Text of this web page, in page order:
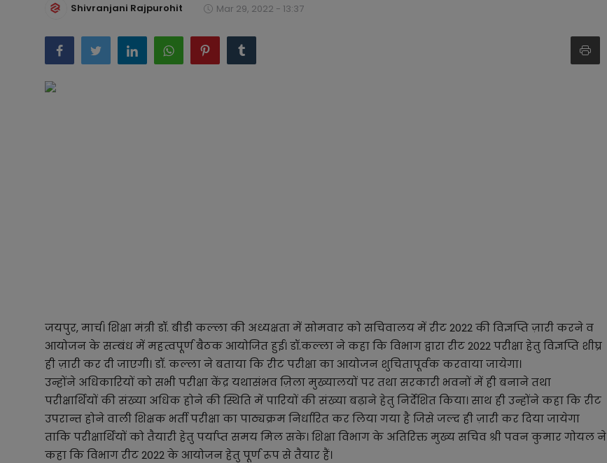
प्रेस रिलीज़
Shivranjani Rajpurohit Mar 29, 2022 - 13:37
जयपुर, मार्च। शिक्षा मंत्री डॉ. बीडी कल्ला की अध्यक्षता में सोमवार को सचिवालय में रीट 2022 की विज्ञप्ति ज़ारी करने व
आयोजन के सम्बंध में महत्वपूर्ण बैठक आयोजित हुई। डॉ.कल्ला ने कहा कि विभाग द्वारा रीट 2022 परीक्षा हेतु विज्ञप्ति शीघ्र
ही ज़ारी कर दी जाएगी। डॉ. कल्ला ने बताया कि रीट परीक्षा का आयोजन शुचितापूर्वक करवाया जायेगा।
उन्होंने अधिकारियों को सभी परीक्षा केंद्र यथासंभव ज़िला मुख्यालयों पर तथा सरकारी भवनों में ही बनाने तथा
परीक्षार्थियों की संख्या अधिक होने की स्थिति में पारियों की संख्या बढ़ाने हेतु निर्देशित किया। साथ ही उन्होंने कहा कि रीट
उपरान्त होने वाली शिक्षक भर्ती परीक्षा का पाठ्यक्रम निर्धारित कर लिया गया है जिसे जल्द ही ज़ारी कर दिया जायेगा
ताकि परीक्षार्थियों को तैयारी हेतु पर्याप्त समय मिल सके। शिक्षा विभाग के अतिरिक्त मुख्य सचिव श्री पवन कुमार गोयल ने
कहा कि विभाग रीट 2022 के आयोजन हेतु पूर्ण रूप से तैयार हैं।